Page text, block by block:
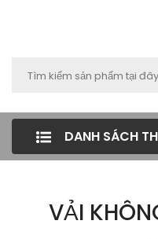
DANH SÁCH
VẢI